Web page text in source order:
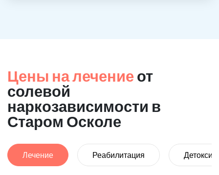
Цены на лечение от
солевой
наркозависимости в
Старом Осколе
Лечение Реабилитация